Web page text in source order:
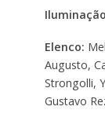
Iluminação
Elenco:
Augusto,
Strongolli,
Gustavo